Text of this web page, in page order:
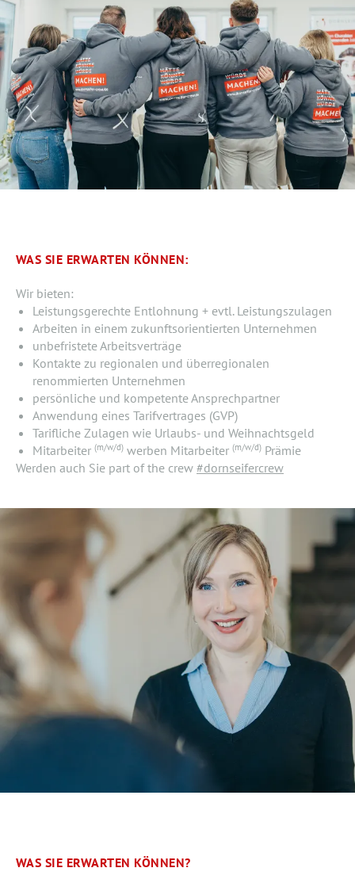
WAS SIE ERWARTEN KÖNNEN:
Wir bieten:
Leistungsgerechte Entlohnung + evtl. Leistungszulagen
Arbeiten in einem zukunftsorientierten Unternehmen
unbefristete Arbeitsverträge
Kontakte zu regionalen und überregionalen
renommierten Unternehmen
persönliche und kompetente Ansprechpartner
Anwendung eines Tarifvertrages (GVP)
Tarifliche Zulagen wie Urlaubs- und Weihnachtsgeld
Mitarbeiter (m/w/d)werben Mitarbeiter (m/w/d)Prämie
Werden auch Sie part of the crew #dornseifercrew
WAS SIE ERWARTEN KÖNNEN?